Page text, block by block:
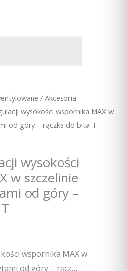
/ Akcesoria
wysokości wspornika MAX w
od góry – rączka do bita T
wysokości
w szczelinie
od góry –
wspornika MAX w
od góry – rącz…